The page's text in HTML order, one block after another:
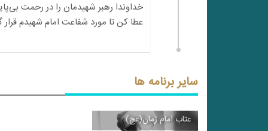
سایر برنامه ها
عتاب امام زمان(عج)\